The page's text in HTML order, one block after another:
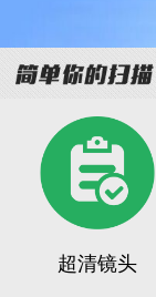
超清镜头